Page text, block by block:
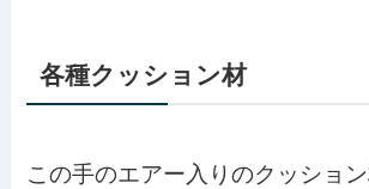
各種クッション材
この手のエアー入りのクッショ